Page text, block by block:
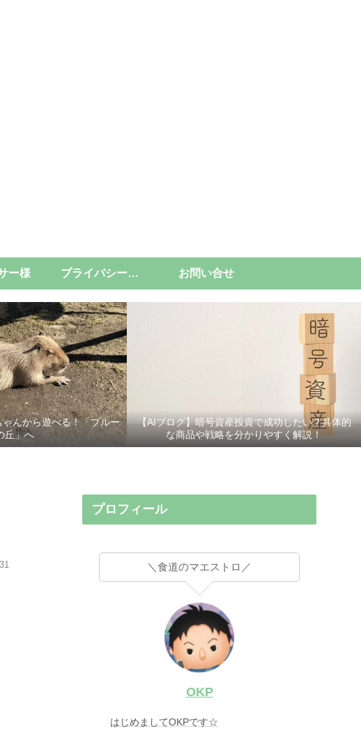
ー様 プライバシーポリシー お問い合せ
んから遊べる！「ブルー
丘」へ
【AIブログ】暗号資産投資で成功したい？具体的
な商品や戦略を分かりやすく解説！
プロフィール
＼食道のマエストロ／
OKP
はじめましてOKPです☆